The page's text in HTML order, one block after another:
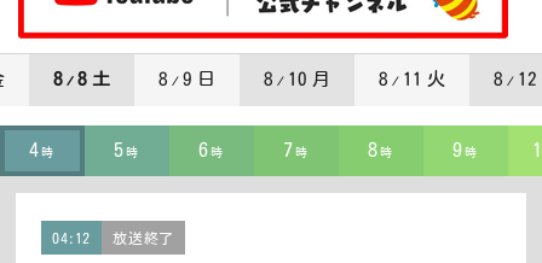
8 / 8 土 8 / 9 日 8 / 10 月 8 / 11 火 8 / 12
4 時 5 時 6 時 7 時 8 時 9 時
04:12 放送終了